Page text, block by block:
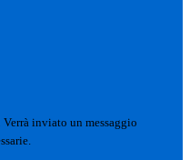
Verrà inviato un messaggio